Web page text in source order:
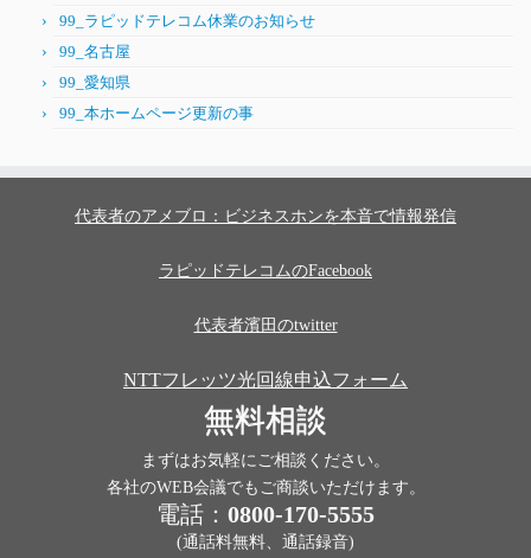
99_ラピッドテレコム休業のお知らせ
99_名古屋
99_愛知県
99_本ホームページ更新の事
代表者のアメブロ：ビジネスホンを本音で情報発信
ラピッドテレコムのFacebook
代表者濱田のtwitter
NTTフレッツ光回線申込フォーム
無料相談
まずはお気軽にご相談ください。
各社のWEB会議でもご商談いただけます。
電話： 0800-170-5555
(通話料無料、通話録音)